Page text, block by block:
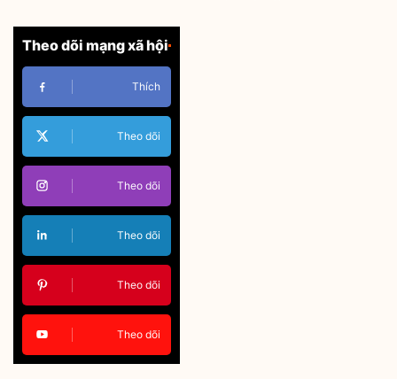
Theo dõi mạng xã hội
Thích
Theo dõi
Theo dõi
Theo dõi
Theo dõi
Theo dõi